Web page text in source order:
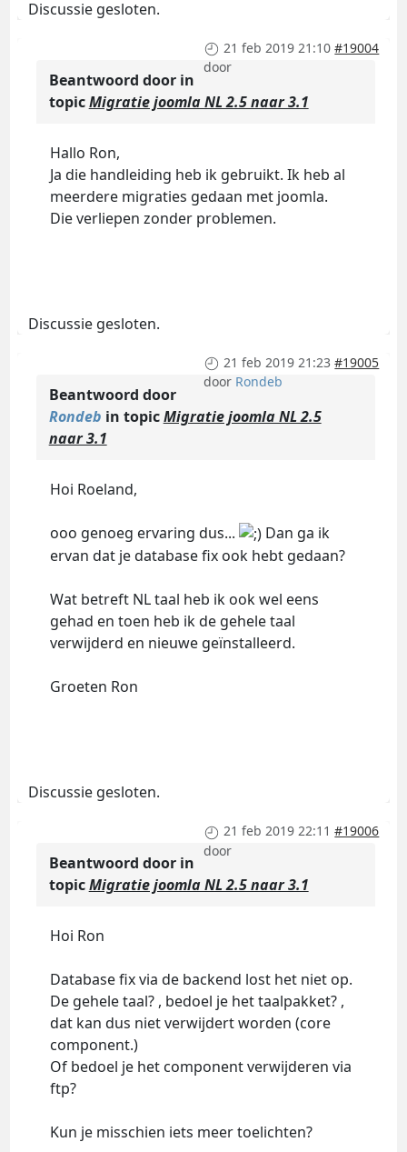
Discussie gesloten.
21 feb 2019 21:10 #19004
door
Beantwoord door in
topicMigratie joomla NL 2.5 naar 3.1
Hallo Ron,
Ja die handleiding heb ik gebruikt. Ik heb al
meerdere migraties gedaan met joomla.
Die verliepen zonder problemen.
Discussie gesloten.
21 feb 2019 21:23 #19005
door Rondeb
Beantwoord door
Rondeb in topicMigratie joomla NL 2.5
naar 3.1
Hoi Roeland,
ooo genoeg ervaring dus...
Dan ga ik
ervan dat je database fix ook hebt gedaan?
Wat betreft NL taal heb ik ook wel eens
gehad en toen heb ik de gehele taal
verwijderd en nieuwe geïnstalleerd.
Groeten Ron
Discussie gesloten.
21 feb 2019 22:11 #19006
door
Beantwoord door in
topicMigratie joomla NL 2.5 naar 3.1
Hoi Ron
Database fix via de backend lost het niet op.
De gehele taal? , bedoel je het taalpakket? ,
dat kan dus niet verwijdert worden (core
component.)
Of bedoel je het component verwijderen via
ftp?
Kun je misschien iets meer toelichten?